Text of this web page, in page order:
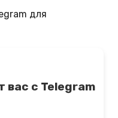
для
вас с Telegram